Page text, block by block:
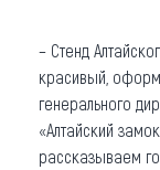
– Стенд
красивый,
генерального
«Алтайский
рассказываем